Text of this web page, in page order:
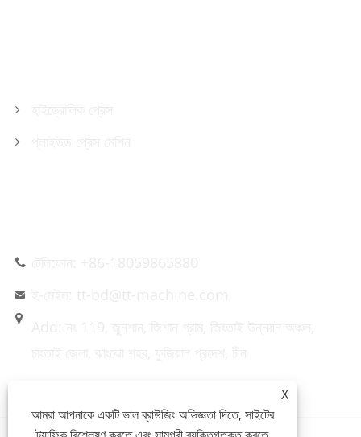
হাইড্রোলিক প্রেস
প্লাইউড প্রেস মেশিন
টেলিফোন: +86-18059865880
Add: নং 119, জুনশান, জিশান গ্রাম, জিংতাই উন্নয়ন অঞ্চল,
চাংতাই ​​জেলা, ঝাংঝো শহর, ফুজিয়ান প্রদেশ, চীন
X
আমরা আপনাকে একটি ভাল ব্রাউজিং অভিজ্ঞতা দিতে, সাইটের